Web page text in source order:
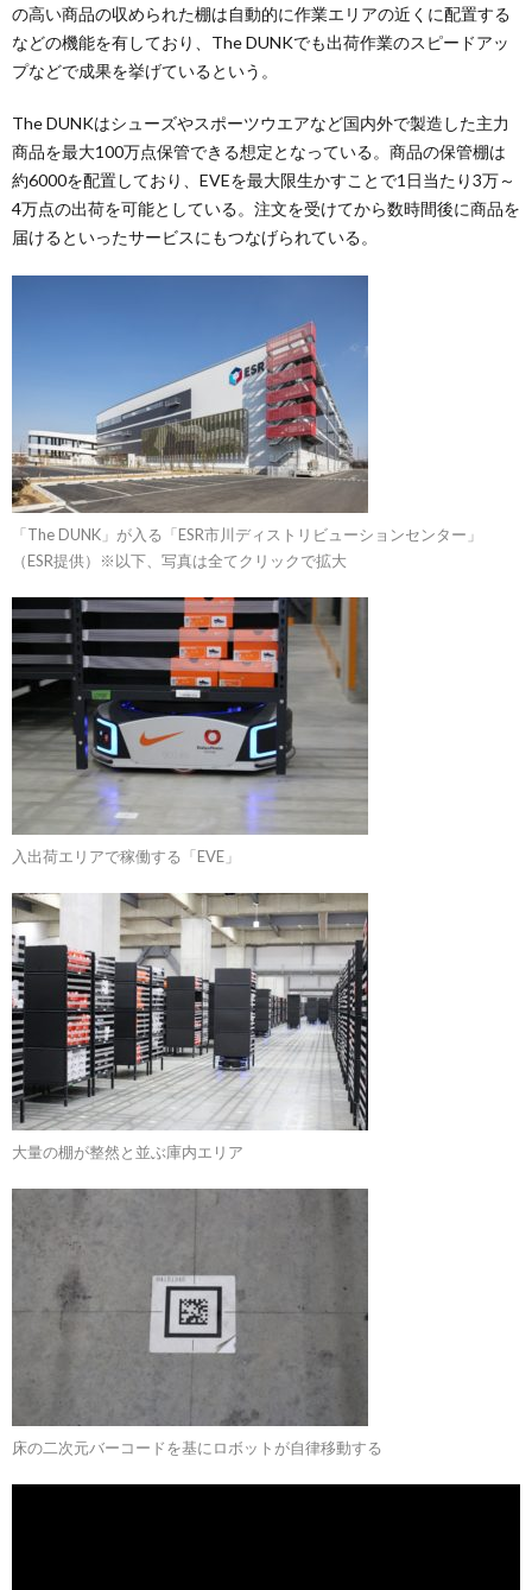
の高い商品の収められた棚は自動的に作業エリアの近くに配置する
などの機能を有しており、The DUNKでも出荷作業のスピードアッ
プなどで成果を挙げているという。
The DUNKはシューズやスポーツウエアなど国内外で製造した主力
商品を最大100万点保管できる想定となっている。商品の保管棚は
約6000を配置しており、EVEを最大限生かすことで1日当たり3万～
4万点の出荷を可能としている。注文を受けてから数時間後に商品を
届けるといったサービスにもつなげられている。
「The DUNK」が入る「ESR市川ディストリビューションセンター」
（ESR提供）※以下、写真は全てクリックで拡大
入出荷エリアで稼働する「EVE」
大量の棚が整然と並ぶ庫内エリア
床の二次元バーコードを基にロボットが自律移動する